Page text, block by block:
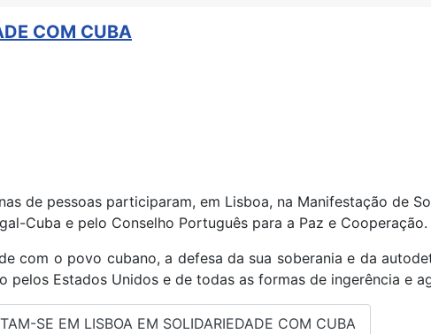
COM CUBA
de pessoas participaram, em Lisboa, na Manifestação de
Cuba e pelo Conselho Português para a Paz e Cooperação.
com o povo cubano, a defesa da sua soberania e da
Estados Unidos e de todas as formas de ingerência e
SE EM LISBOA EM SOLIDARIEDADE COM CUBA